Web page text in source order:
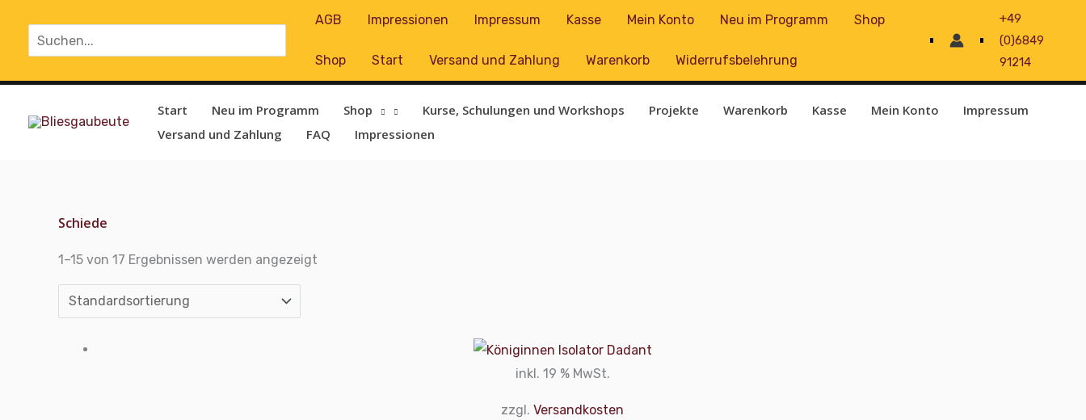
springen
Search
for:
AGB Impressionen Impressum Kasse Mein Konto Neu im Programm Shop
Shop Start Versand und Zahlung Warenkorb Widerrufsbelehrung
+49
(0)6849
91214
Start Neu im Programm Shop Kurse, Schulungen und Workshops Projekte Warenkorb Kasse Mein Konto
Impressum
Versand und Zahlung
FAQ Impressionen
Schiede
1–15 von 17 Ergebnissen werden angezeigt
inkl. 19 % MwSt.
zzgl. Versandkosten